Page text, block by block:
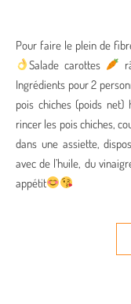
Pour faire le plein de
Salade carottes
Ingrédients pour 2
pois chiches (poids
rincer les pois chiches,
dans une assiette,
avec de l’huile, du
appétit